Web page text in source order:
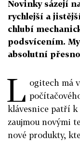
Novinky sázejí
rychlejší a
chlubí
podsvícením.
absolutní
L ogitech má
klávesnice patří k
zaujmou novými
nové produkty,